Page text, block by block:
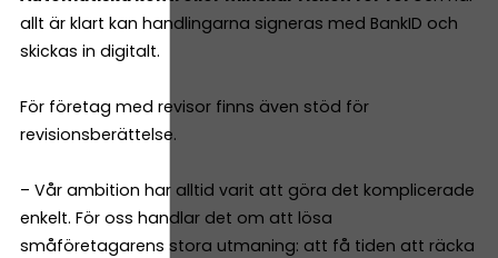
allt är klart kan handlingarna signeras med BankID och
skickas in digitalt.
För företag med revisor finns även stöd för
revisionsberättelse.
– Vår ambition har alltid varit att göra det komplicerade
enkelt. För oss handlar det om att lösa
småföretagarens stora utmaning: att få tiden att räcka